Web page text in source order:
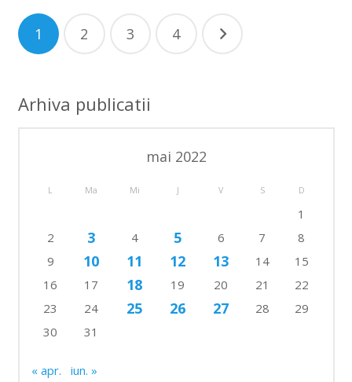
Paginație
articole
1 2 3 4
Arhiva publicatii
mai 2022
L Ma Mi J V S D
1
2
3 4 5 6 7
8
9
10 11 12 13 14
15
16
17 18 19 20 21
22
23
24 25 26 27 28
29
30
31
« apr. iun. »